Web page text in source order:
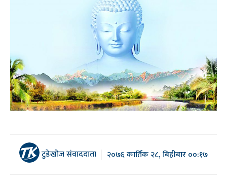
टुडेखोज संवाददाता २०७६ कार्तिक २८, बिहीबार ००:१७